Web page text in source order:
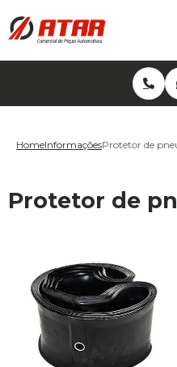
HomeInformaçõesProtetor de
Protetor de